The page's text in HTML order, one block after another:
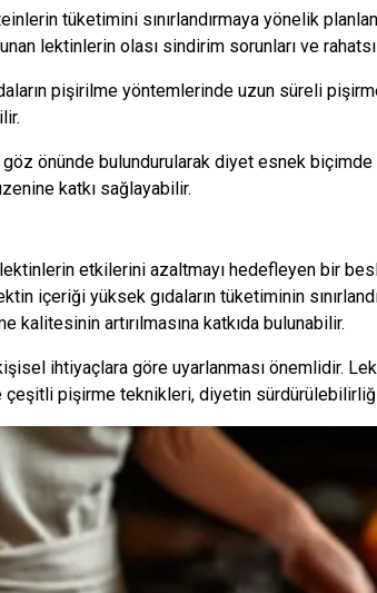
tüketimini sınırlandırmaya yönelik
lektinlerin olası sindirim sorunları ve
pişirilme yöntemlerinde uzun süreli
önünde bulundurularak diyet esnek
katkı sağlayabilir.
etkilerini azaltmayı hedefleyen bir
içeriği yüksek gıdaların tüketiminin
artırılmasına katkıda bulunabilir.
ihtiyaçlara göre uyarlanması önemlidir.
çeşitli pişirme teknikleri, diyetin